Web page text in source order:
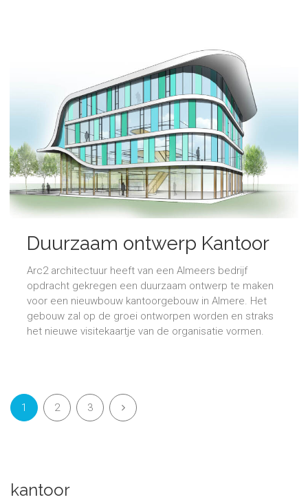
Duurzaam ontwerp Kantoor
Almere
Arc2 architectuur heeft van een Almeers bedrijf
opdracht gekregen een duurzaam ontwerp te maken
voor een nieuwbouw kantoorgebouw in Almere. Het
gebouw zal op de groei ontworpen worden en straks
het nieuwe visitekaartje van de organisatie vormen.
1 2 3
kantoor